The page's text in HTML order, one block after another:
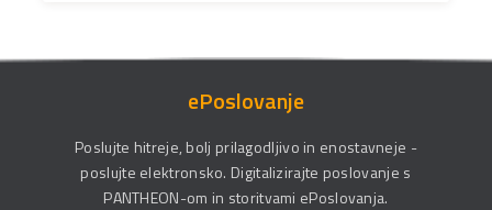
ePoslovanje
Poslujte hitreje, bolj prilagodljivo in enostavneje -
poslujte elektronsko. Digitalizirajte poslovanje s
PANTHEON-om in storitvami ePoslovanja.